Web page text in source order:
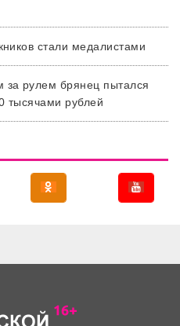
стали медалистами
рулем брянец пытался
тысячами рублей